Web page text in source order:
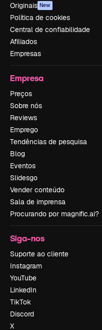
Originais New
Política de cookies
Central de confiabilidade
Afiliados
Empresas
Empresa
Preços
Sobre nós
Reviews
Emprego
Tendências de pesquisa
Blog
Eventos
Slidesgo
Vender conteúdo
Sala de imprensa
Procurando por magnific.ai?
Siga-nos
Suporte ao cliente
Instagram
YouTube
LinkedIn
TikTok
Discord
X